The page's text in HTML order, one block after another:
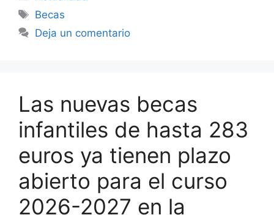
Etiquetas
Becas
Deja un comentario
Las nuevas becas
infantiles de hasta 283
euros ya tienen plazo
abierto para el curso
2026-2027 en la